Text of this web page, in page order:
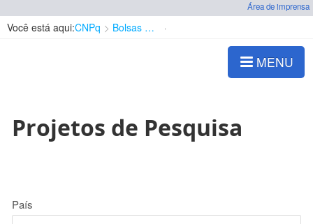
Área de imprensa
Você está aqui:CNPq Bolsas e Auxílios Vigentes
MENU
Projetos de Pesquisa
País